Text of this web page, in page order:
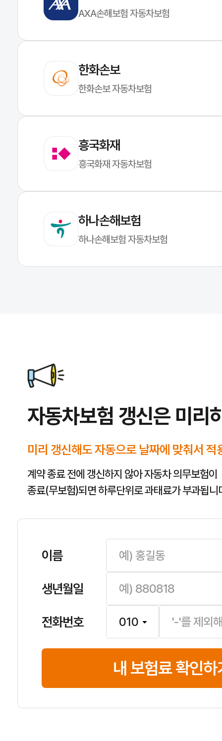
AXA손해보험 자동차보험
한화손보
한화손보 자동차보험
흥국화재
흥국화재 자동차보험
하나손해보험
하나손해보험 자동차보험
자동차보험 갱신은 미리
미리 갱신해도 자동으로 날짜에 맞춰서 적
계약 종료 전에 갱신하지 않아 자동차 의무보험이
종료(무보험)되면 하루단위로 과태료가 부과됩니
이름
생년월일
전화번호
내 보험료 확인하